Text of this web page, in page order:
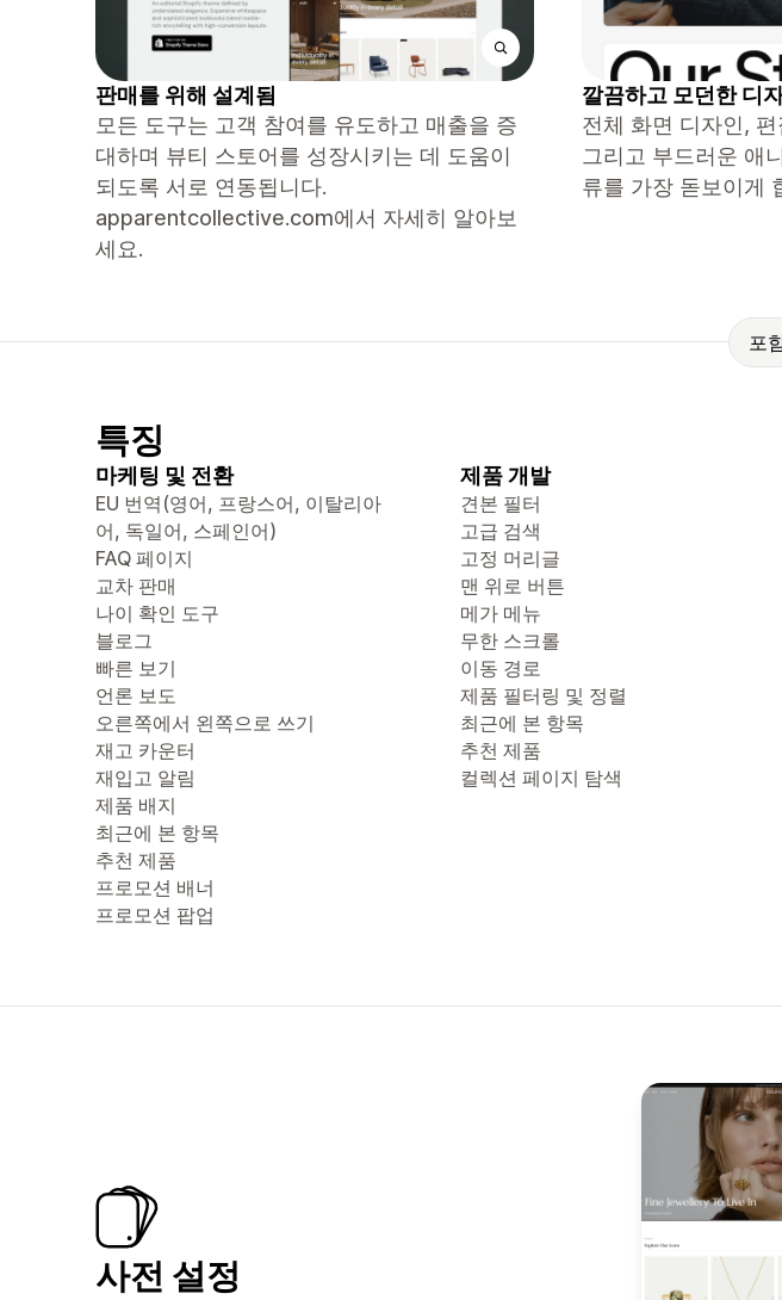
판매를 위해 설계됨
모든 도구는 고객 참여를 유도하고 매출을 증
대하며 뷰티 스토어를 성장시키는 데 도움이
되도록 서로 연동됩니다.
apparentcollective.com에서 자세히 알아보
세요.
깔끔하고 모던한 디
전체 화면 디자인,
그리고 부드러운 애
류를 가장 돋보이게
포
특징
마케팅 및 전환
EU 번역(영어, 프랑스어, 이탈리아
어, 독일어, 스페인어)
FAQ 페이지
교차 판매
나이 확인 도구
블로그
빠른 보기
언론 보도
오른쪽에서 왼쪽으로 쓰기
재고 카운터
재입고 알림
제품 배지
최근에 본 항목
추천 제품
프로모션 배너
프로모션 팝업
제품 개발
견본 필터
고급 검색
고정 머리글
맨 위로 버튼
메가 메뉴
무한 스크롤
이동 경로
제품 필터링 및 정렬
최근에 본 항목
추천 제품
컬렉션 페이지 탐색
사전 설정